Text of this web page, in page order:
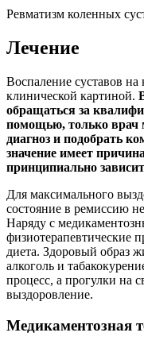
Ревматизм коленных
Лечение
Воспаление суставов на
клинической картиной.
обращаться за
помощью, только врач
диагноз и подобрать
значение имеет
принципиально
Для максимального
состояние в ремиссию
Наряду с
физиотерапевтические
диета. Здоровый образ
алкоголь и
процесс, а прогулки на
выздоровление.
Медикаментозная